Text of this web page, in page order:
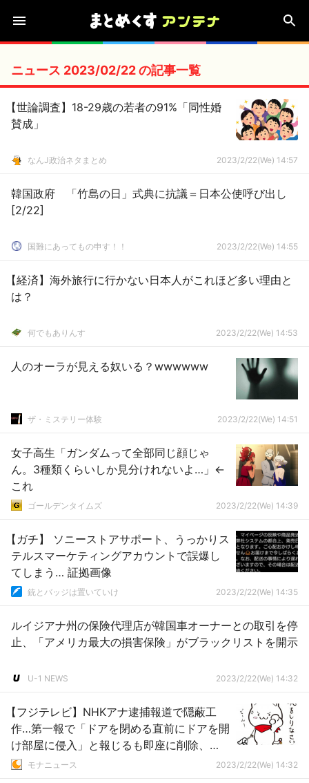
ニュース 2023/02/22 の記事一覧
【世論調査】18-29歳の若者の91%「同性婚
賛成」
なんJ政治ネタまとめ 2023/2/22(We) 14:57
韓国政府 「竹島の日」式典に抗議＝日本公使呼び出し
[2/22]
国難にあってもの申す！！ 2023/2/22(We) 14:55
【経済】海外旅行に行かない日本人がこれほど多い理由と
は？
何でもありんす 2023/2/22(We) 14:53
人のオーラが見える奴いる？wwwwww
ザ・ミステリー体験 2023/2/22(We) 14:51
女子高生「ガンダムって全部同じ顔じゃ
ん。3種類くらいしか見分けれないよ…」←
これ
ゴールデンタイムズ 2023/2/22(We) 14:39
【ガチ】 ソニーストアサポート、うっかりス
テルスマーケティングアカウントで誤爆し
てしまう… 証拠画像
銃とバッジは置いていけ 2023/2/22(We) 14:35
ルイジアナ州の保険代理店が韓国車オーナーとの取引を停
止、「アメリカ最大の損害保険」がブラックリストを開示
U-1 NEWS 2023/2/22(We) 14:32
【フジテレビ】NHKアナ逮捕報道で隠蔽工
作…第一報で「ドアを閉める直前にドアを開
け部屋に侵入」と報じるも即座に削除、
「何らかの方法で侵入」と白々しい嘘で犯
モナニュース 2023/2/22(We) 14:32